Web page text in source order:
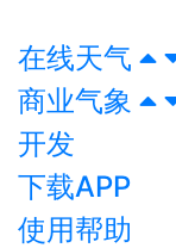
在线天气
商业气象
开发
下载APP
使用帮助